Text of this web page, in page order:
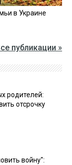
в Украине
публикации »
родителей:
отсрочку
войну":